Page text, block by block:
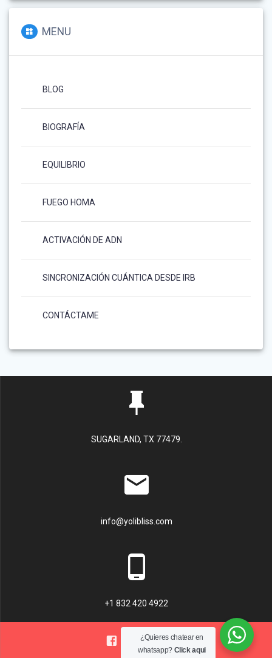
MENU
BLOG
BIOGRAFÍA
EQUILIBRIO
FUEGO HOMA
ACTIVACIÓN DE ADN
SINCRONIZACIÓN CUÁNTICA DESDE IRB
CONTÁCTAME
SUGARLAND, TX 77479.
info@yolibliss.com
+1 832 420 4922
¿Quieres chatear en
whatsapp? Click aqui